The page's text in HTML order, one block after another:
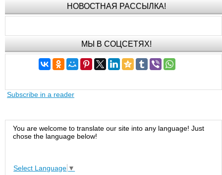
НОВОСТНАЯ РАССЫЛКА!
МЫ В СОЦСЕТЯХ!
Subscribe in a reader
You are welcome to translate our site into any language! Just
chose the language below!
Select Language ▼